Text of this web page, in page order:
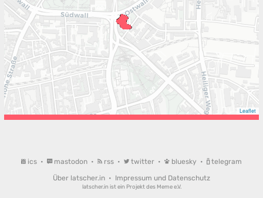
Leaflet
ics • mastodon • rss • twitter • bluesky •
telegram
Über latscher.in • Impressum und Datenschutz
latscher.in ist ein Projekt des Meme e.V.